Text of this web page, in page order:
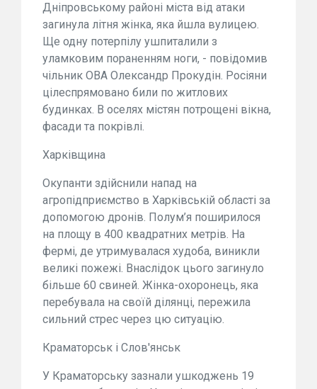
Дніпровському районі міста від атаки
загинула літня жінка, яка йшла вулицею.
Ще одну потерпілу ушпиталили з
уламковим пораненням ноги, - повідомив
чільник ОВА Олександр Прокудін. Росіяни
цілеспрямовано били по житлових
будинках. В оселях містян потрощені вікна,
фасади та покрівлі.
Харківщина
Окупанти здійснили напад на
агропідприємство в Харківській області за
допомогою дронів. Полум’я поширилося
на площу в 400 квадратних метрів. На
фермі, де утримувалася худоба, виникли
великі пожежі. Внаслідок цього загинуло
більше 60 свиней. Жінка-охоронець, яка
перебувала на своїй ділянці, пережила
сильний стрес через цю ситуацію.
Краматорськ і Слов'янськ
У Краматорську зазнали ушкоджень 19